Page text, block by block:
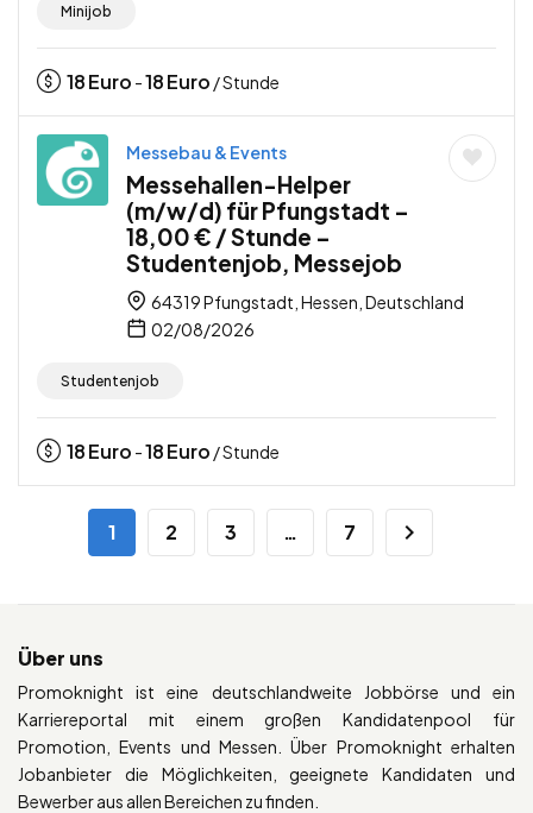
Minijob
18Euro -18Euro / Stunde
Messebau & Events
Messehallen-Helper
(m/w/d) für Pfungstadt –
18,00 € / Stunde –
Studentenjob, Messejob
64319 Pfungstadt, Hessen, Deutschland
02/08/2026
Studentenjob
18Euro -18Euro / Stunde
1 2 3 … 7
Über uns
Promoknight ist eine deutschlandweite Jobbörse und ein
Karriereportal mit einem großen Kandidatenpool für
Promotion, Events und Messen. Über Promoknight erhalten
Jobanbieter die Möglichkeiten, geeignete Kandidaten und
Bewerber aus allen Bereichen zu finden.